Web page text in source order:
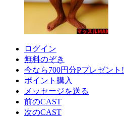
ログイン
無料のぞき
今なら700円分Pプレゼント!
ポイント購入
メッセージを送る
前のCAST
次のCAST